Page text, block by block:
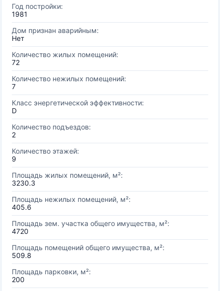
Год постройки:
1981
Дом признан аварийным:
Нет
Количество жилых помещений:
72
Количество нежилых помещений:
7
Класс энергетической эффективности:
D
Количество подъездов:
2
Количество этажей:
9
Площадь жилых помещений, м²:
3230.3
Площадь нежилых помещений, м²:
405.6
Площадь зем. участка общего имущества, м²:
4720
Площадь помещений общего имущества, м²:
509.8
Площадь парковки, м²:
200